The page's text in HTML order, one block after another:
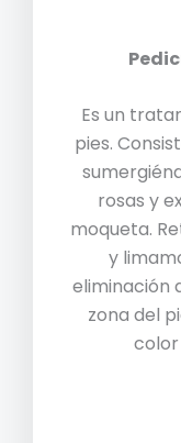
Es un
pies.
rosas y
moqueta.
y
eliminación
zona del
color